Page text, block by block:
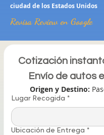
ciudad de los Estados Unidos
Revisa Review en Google
Cotización
Envío de autos
Origen y Destino:
Lugar Recogida *
Ubicación de Entrega *